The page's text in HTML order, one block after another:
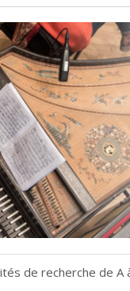
de recherche de A